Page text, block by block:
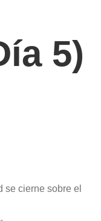
5)
se cierne sobre el